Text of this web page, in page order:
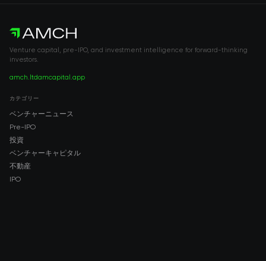
Venture capital, pre-IPO, and investment intelligence for forward-thinking
investors.
amch.ltdamcapital.app
カテゴリー
ベンチャーニュース
Pre-IPO
投資
ベンチャーキャピタル
不動産
IPO